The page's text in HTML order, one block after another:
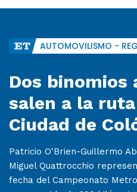
AUTOMOVILISMO -
Dos binomios
salen a la
Ciudad de
Patricio O'Brien-Guillermo
Miguel Quattrocchio
fecha del Campeonato